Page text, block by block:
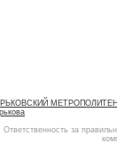
Ответственность за